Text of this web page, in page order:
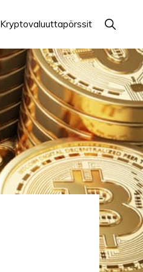
Kryptovaluuttapörssit Näytä
haku